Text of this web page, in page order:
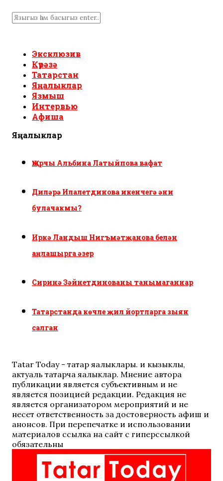
Эксклюзив
Күрәзә
Татарстан
Яңалыклар
Язмыш
Интервью
Афиша
Яңалыклар
Җырчы Альбина Латыйпова вафат
Диләрә Илалетдинова икенчегә әни
булачакмы?
Иркә Ландыш Нигъмәтҗанова белән
аңлашырга әзер
Сиринә Зәйнетдинованы танымаганнар
Татарстанда көчле җил йортларга зыян
салган
Tatar Today - татар яңалыклары. иң кызыклы,
актуаль татарча яңалыклар. Мнение автора
публикации является субъективным и не
является позицией редакции. Редакция не
является организатором мероприятий и не
несет ответственность за достоверность афиш и
анонсов. При перепечатке и использовании
материалов ссылка на сайт с гиперссылкой
обязательны